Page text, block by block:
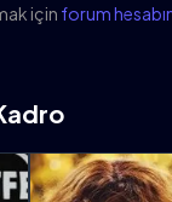
için forum